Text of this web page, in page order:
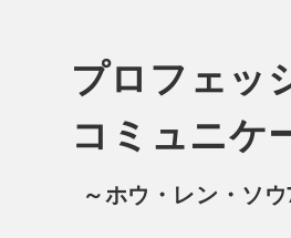
プロフェッ
コミュニケ
～ホウ・レン・ソ